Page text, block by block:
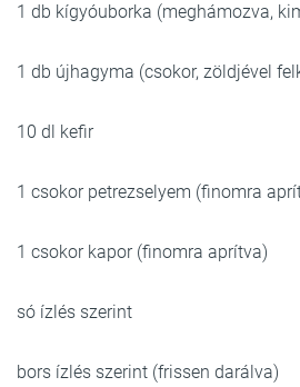
1 db kígyóuborka (meghámozva,
1 db újhagyma (csokor, zöldjével
10 dl kefir
1 csokor petrezselyem (finomra
1 csokor kapor (finomra aprítva)
só ízlés szerint
bors ízlés szerint (frissen darálva)